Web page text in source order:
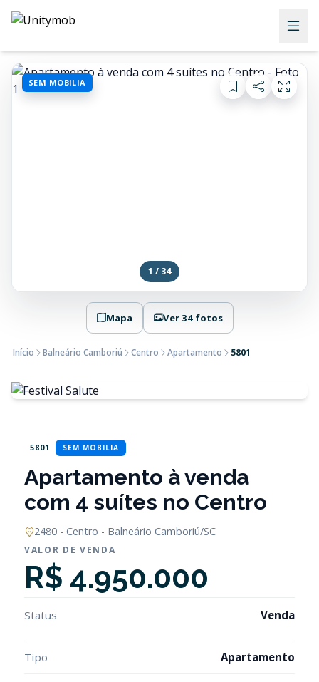
SEM MOBILIA
1 / 34
Mapa Ver 34 fotos
Início Balneário Camboriú Centro Apartamento 5801
5801 SEM MOBILIA
Apartamento à venda
com 4 suítes no Centro
2480 - Centro - Balneário Camboriú/SC
VALOR DE VENDA
R$ 4.950.000
Status Venda
Tipo Apartamento